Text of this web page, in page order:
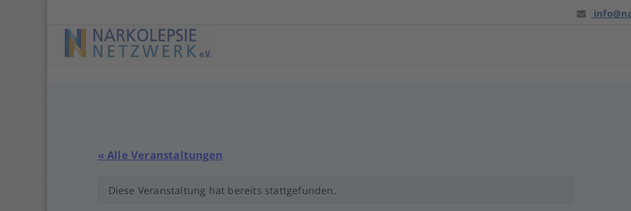
Anfang
« Alle Veranstaltungen
Diese Veranstaltung hat bereits stattgefunden.